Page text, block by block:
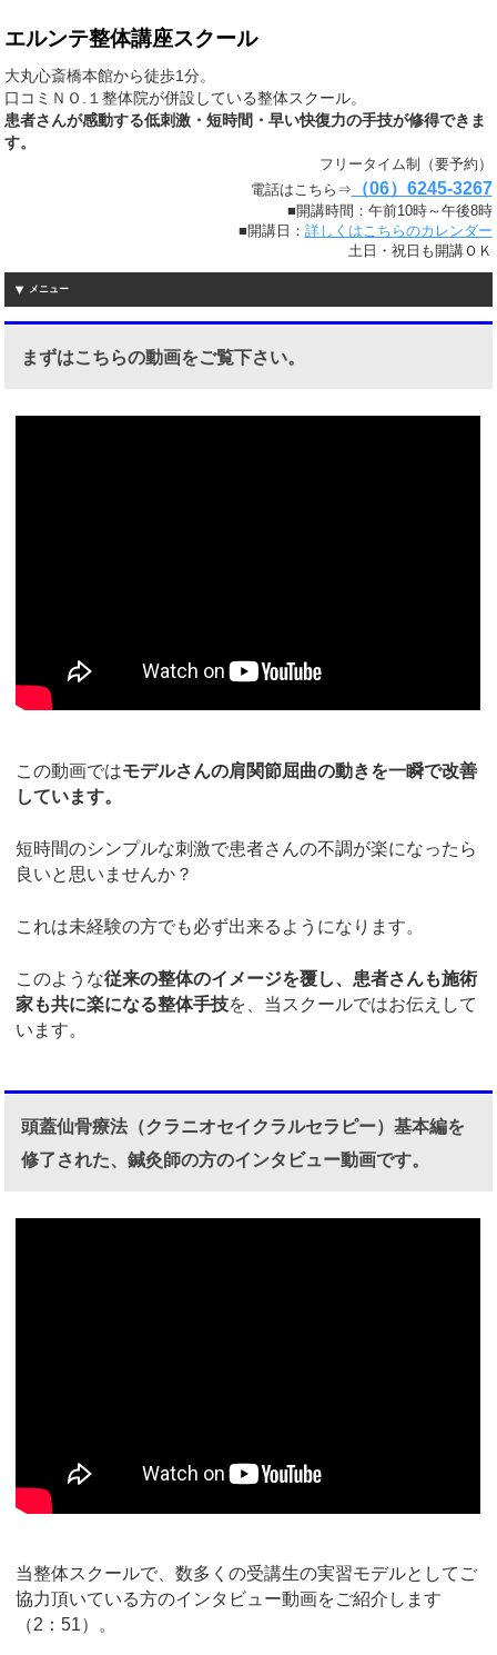
エルンテ整体講座スクール
大丸心斎橋本館から徒歩1分。
口コミＮＯ.１整体院が併設している整体スクール。
患者さんが感動する低刺激・短時間・早い快復力の手技が修得できま
す。
フリータイム制（要予約）
電話はこちら⇒
（06）6245-3267
■開講時間：午前10時～午後8時
■開講日： 詳しくはこちらのカレンダー
土日・祝日も開講ＯＫ
メニュー
まずはこちらの動画をご覧下さい。
この動画ではモデルさんの肩関節屈曲の動きを一瞬で改善
しています。
短時間のシンプルな刺激で患者さんの不調が楽になったら
良いと思いませんか？
これは未経験の方でも必ず出来るようになります。
このような従来の整体のイメージを覆し、患者さんも施術
家も共に楽になる整体手技を、当スクールではお伝えして
います。
頭蓋仙骨療法（クラニオセイクラルセラピー）基本編を
修了された、鍼灸師の方のインタビュー動画です。
当整体スクールで、数多くの受講生の実習モデルとしてご
協力頂いている方のインタビュー動画をご紹介します
（2：51）。